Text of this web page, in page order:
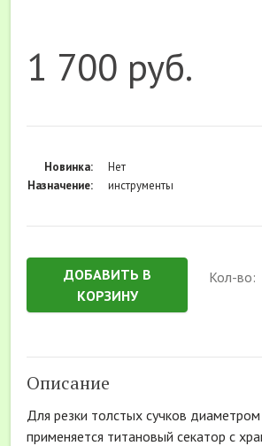
1 700 руб.
Новинка:
Нет
Назначение:
инструменты
ДОБАВИТЬ В
КОРЗИНУ
Кол-во:
Описание
Для резки толстых сучков
применяется титановый секатор с